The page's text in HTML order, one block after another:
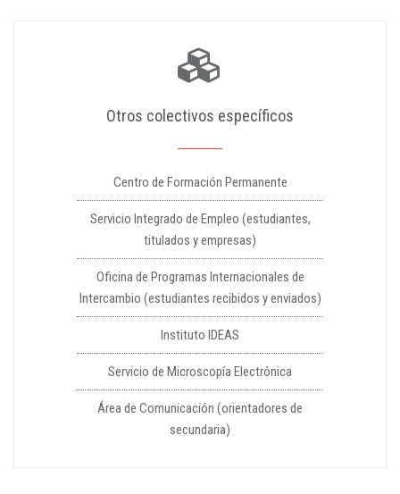
Otros colectivos específicos
Centro de Formación Permanente
Servicio Integrado de Empleo (estudiantes,
titulados y empresas)
Oficina de Programas Internacionales de
Intercambio (estudiantes recibidos y enviados)
Instituto IDEAS
Servicio de Microscopía Electrónica
Área de Comunicación (orientadores de
secundaria)